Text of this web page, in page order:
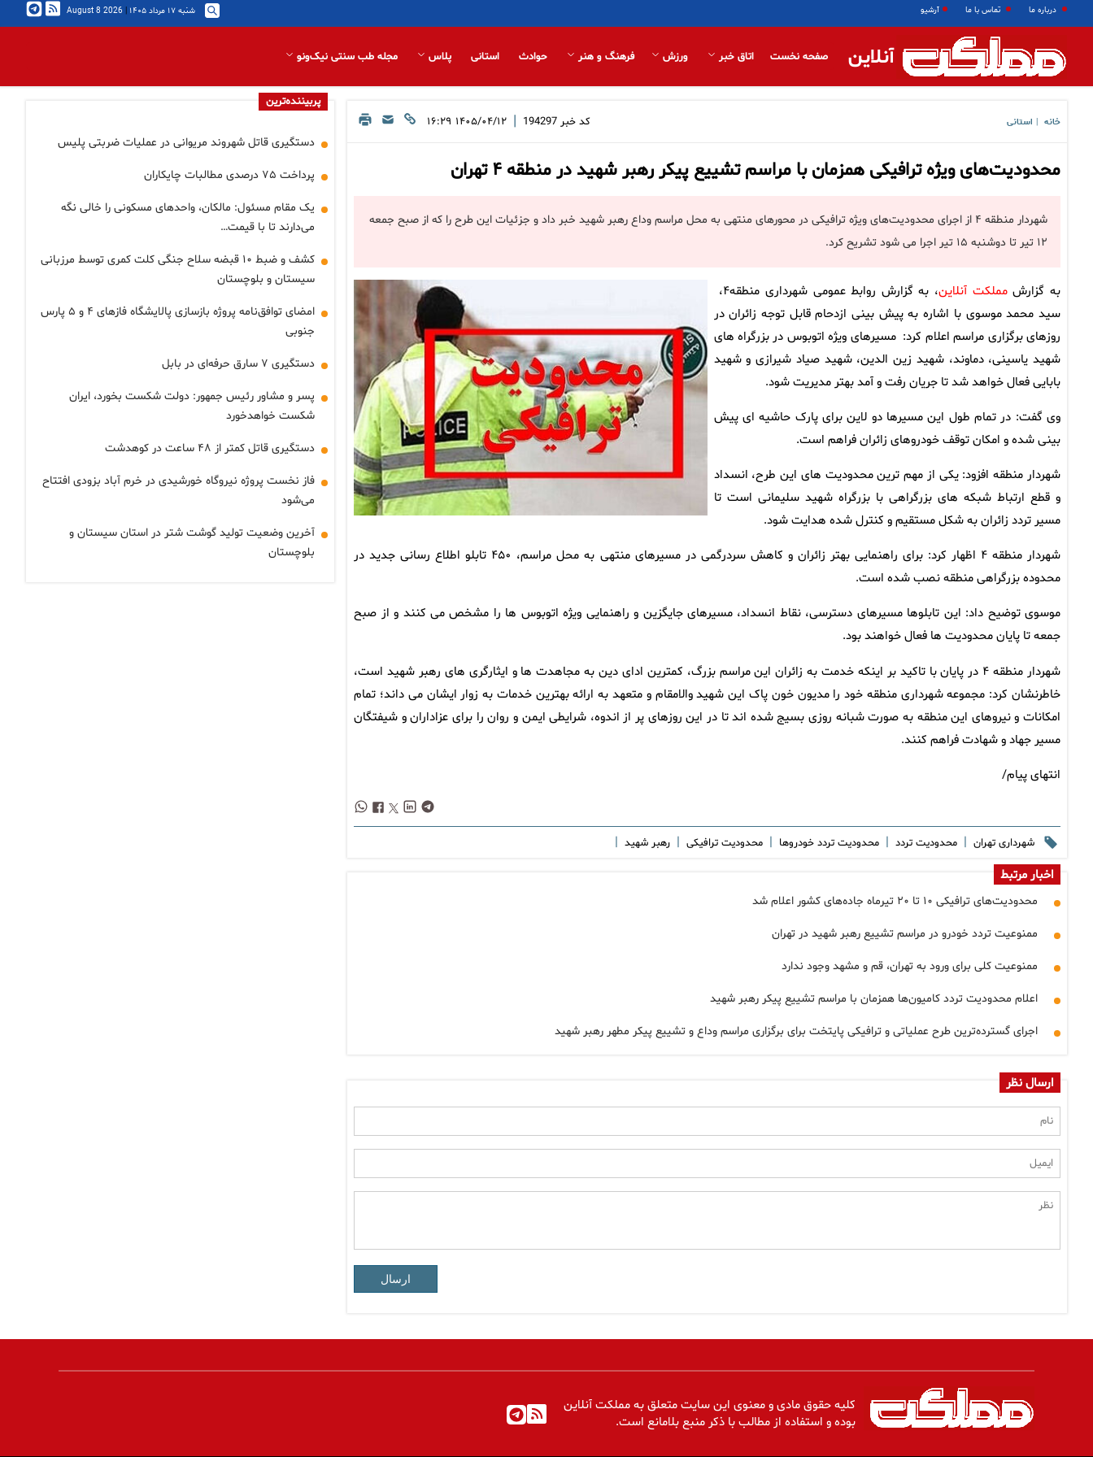
درباره ما تماس با ما آرشیو شنبه ۱۷ مرداد ۱۴۰۵ |
2026 August 8
آنلاین صفحه نخست اتاق خبر ورزش فرهنگ و هنر حوادث استانی پلاس مجله طب سنتی نیک‌ونو
خانه استانی کد خبر 194297
| ۱۴۰۵/۰۴/۱۲ ۱۶:۲۹
محدودیت‌های ویژه ترافیکی همزمان با مراسم تشییع پیکر رهبر شهید در منطقه ۴ تهران
شهردار منطقه ۴ از اجرای محدودیت‌های ویژه ترافیکی در محورهای منتهی به محل مراسم وداع رهبر شهید خبر داد و جزئیات این طرح را که از صبح جمعه
۱۲ تیر تا دوشنبه ۱۵ تیر اجرا می شود تشریح کرد.
به گزارشمملکت آنلاین
، به گزارش روابط عمومی شهرداری منطقه۴،
سید محمد موسوی با اشاره به پیش بینی ازدحام قابل توجه زائران در
روزهای برگزاری مراسم اعلام کرد: مسیرهای ویژه اتوبوس در بزرگراه های
شهید یاسینی، دماوند، شهید زین الدین، شهید صیاد شیرازی و شهید
بابایی فعال خواهد شد تا جریان رفت و آمد بهتر مدیریت شود.
وی گفت: در تمام طول این مسیرها دو لاین برای پارک حاشیه ای پیش
بینی شده و امکان توقف خودروهای زائران فراهم است.
شهردار منطقه افزود: یکی از مهم ترین محدودیت های این طرح، انسداد
و قطع ارتباط شبکه های بزرگراهی با بزرگراه شهید سلیمانی است تا
مسیر تردد زائران به شکل مستقیم و کنترل شده هدایت شود.
شهردار منطقه ۴ اظهار کرد: برای راهنمایی بهتر زائران و کاهش سردرگمی در مسیرهای منتهی به محل مراسم، ۴۵۰ تابلو اطلاع رسانی جدید در
محدوده بزرگراهی منطقه نصب شده است.
موسوی توضیح داد: این تابلوها مسیرهای دسترسی، نقاط انسداد، مسیرهای جایگزین و راهنمایی ویژه اتوبوس ها را مشخص می کنند و از صبح
جمعه تا پایان محدودیت ها فعال خواهند بود.
شهردار منطقه ۴ در پایان با تاکید بر اینکه خدمت به زائران این مراسم بزرگ، کمترین ادای دین به مجاهدت ها و ایثارگری های رهبر شهید است،
خاطرنشان کرد: مجموعه شهرداری منطقه خود را مدیون خون پاک این شهید والامقام و متعهد به ارائه بهترین خدمات به زوار ایشان می داند؛ تمام
امکانات و نیروهای این منطقه به صورت شبانه روزی بسیج شده اند تا در این روزهای پر از اندوه، شرایطی ایمن و روان را برای عزاداران و شیفتگان
مسیر جهاد و شهادت فراهم کنند.
انتهای پیام/
شهرداری تهران | محدودیت تردد | محدودیت تردد خودروها | محدودیت ترافیکی | رهبر شهید |
اخبار مرتبط
محدودیت‌های ترافیکی ۱۰ تا ۲۰ تیرماه جاده‌های کشور اعلام شد
ممنوعیت تردد خودرو در مراسم تشییع رهبر شهید در تهران
ممنوعیت کلی برای ورود به تهران، قم و مشهد وجود ندارد
اعلام محدودیت تردد کامیون‌ها همزمان با مراسم تشییع پیکر رهبر شهید
اجرای گسترده‌ترین طرح عملیاتی و ترافیکی پایتخت برای برگزاری مراسم وداع و تشییع پیکر مطهر رهبر شهید
ارسال نظر
ارسال
پربیننده‌ترین
دستگیری قاتل شهروند مریوانی در عملیات ضربتی پلیس
پرداخت ۷۵ درصدی مطالبات چایکاران
یک مقام مسئول: مالکان، واحدهای مسکونی را خالی نگه
می‌دارند تا با قیمت…
کشف و ضبط ۱۰ قبضه سلاح جنگی کلت کمری توسط مرزبانی
سیستان و بلوچستان
امضای توافق‌نامه پروژه بازسازی پالایشگاه فازهای ۴ و ۵ پارس
جنوبی
دستگیری ۷ سارق حرفه‌ای در بابل
پسر و مشاور رئیس جمهور: دولت شکست بخورد، ایران
شکست خواهدخورد
دستگیری قاتل کمتر از ۴۸ ساعت در کوهدشت
فاز نخست پروژه نیروگاه خورشیدی در خرم آباد بزودی افتتاح
می‌شود
آخرین وضعیت تولید گوشت شتر در استان سیستان و
بلوچستان
کلیه حقوق مادی و معنوی این سایت متعلق به مملکت آنلاین
بوده و استفاده از مطالب با ذکر منبع بلامانع است.